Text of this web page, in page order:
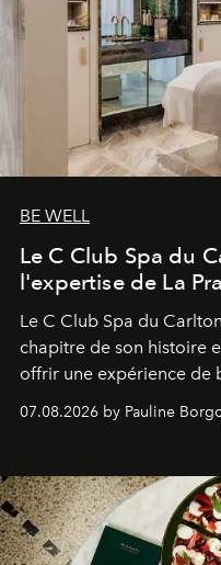
BE WELL
Le C Club Spa du
l'expertise de La
Le C Club Spa du
chapitre de son histoire
offrir une expérience de
expertise se rencontrent.
07.08.2026 by Pauline